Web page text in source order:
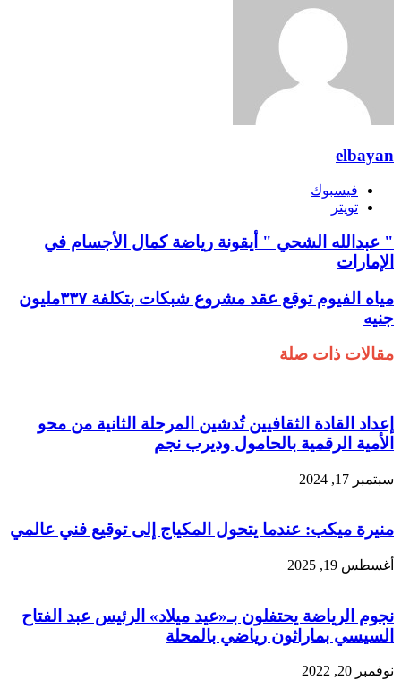
elbayan
فيسبوك
تويتر
" عبدالله الشحي " أيقونة رياضة كمال الأجسام في
الإمارات
مياه الفيوم توقع عقد مشروع شبكات بتكلفة ٣٣٧مليون
جنيه
مقالات ذات صلة
إعداد القادة الثقافيين تُدشين المرحلة الثانية من محو
الأمية الرقمية بالحامول وديرب نجم
سبتمبر 17, 2024
منيرة ميكب: عندما يتحول المكياج إلى توقيع فني عالمي
أغسطس 19, 2025
نجوم الرياضة يحتفلون بـ«عيد ميلاد» الرئيس عبد الفتاح
السيسي بماراثون رياضي بالمحلة
نوفمبر 20, 2022